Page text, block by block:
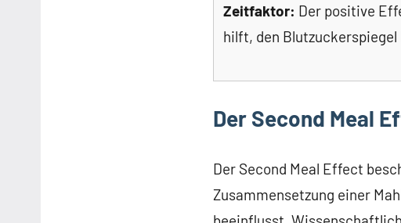
Zeitfaktor: Der positive
hilft, den
Der Second Meal
Der Second Meal Effect
Zusammensetzung einer